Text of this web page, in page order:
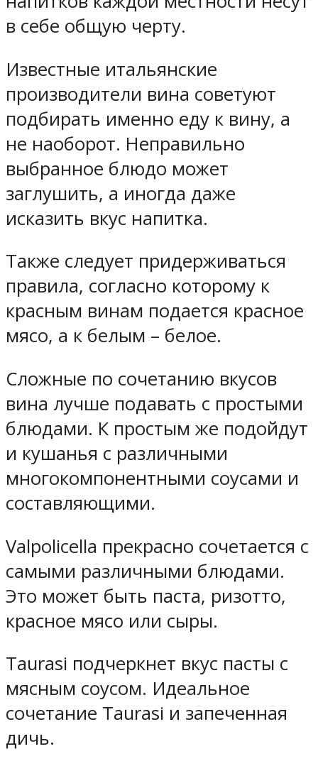
в себе общую черту.
Известные итальянские
производители вина советуют
подбирать именно еду к вину, а
не наоборот. Неправильно
выбранное блюдо может
заглушить, а иногда даже
исказить вкус напитка.
Также следует придерживаться
правила, согласно которому к
красным винам подается красное
мясо, а к белым – белое.
Сложные по сочетанию вкусов
вина лучше подавать с простыми
блюдами. К простым же подойдут
и кушанья с различными
многокомпонентными соусами и
составляющими.
Valpolicella прекрасно сочетается с
самыми различными блюдами.
Это может быть паста, ризотто,
красное мясо или сыры.
Taurasi подчеркнет вкус пасты с
мясным соусом. Идеальное
сочетание Taurasi и запеченная
дичь.